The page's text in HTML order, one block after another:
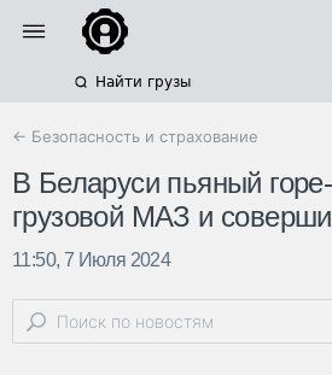
Найти грузы
← Безопасность и страхование
В Беларуси пьяный
грузовой МАЗ и
11:50, 7 Июля 2024